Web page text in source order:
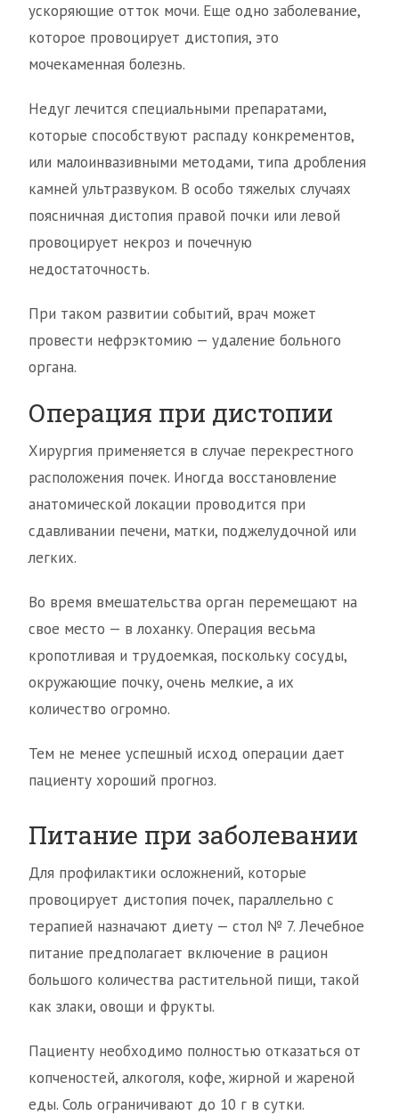
ускоряющие отток мочи. Еще одно заболевание,
которое провоцирует дистопия, это
мочекаменная болезнь.
Недуг лечится специальными препаратами,
которые способствуют распаду конкрементов,
или малоинвазивными методами, типа дробления
камней ультразвуком. В особо тяжелых случаях
поясничная дистопия правой почки или левой
провоцирует некроз и почечную
недостаточность.
При таком развитии событий, врач может
провести нефрэктомию — удаление больного
органа.
Операция при дистопии
Хирургия применяется в случае перекрестного
расположения почек. Иногда восстановление
анатомической локации проводится при
сдавливании печени, матки, поджелудочной или
легких.
Во время вмешательства орган перемещают на
свое место — в лоханку. Операция весьма
кропотливая и трудоемкая, поскольку сосуды,
окружающие почку, очень мелкие, а их
количество огромно.
Тем не менее успешный исход операции дает
пациенту хороший прогноз.
Питание при заболевании
Для профилактики осложнений, которые
провоцирует дистопия почек, параллельно с
терапией назначают диету — стол № 7. Лечебное
питание предполагает включение в рацион
большого количества растительной пищи, такой
как злаки, овощи и фрукты.
Пациенту необходимо полностью отказаться от
копченостей, алкоголя, кофе, жирной и жареной
еды. Соль ограничивают до 10 г в сутки.